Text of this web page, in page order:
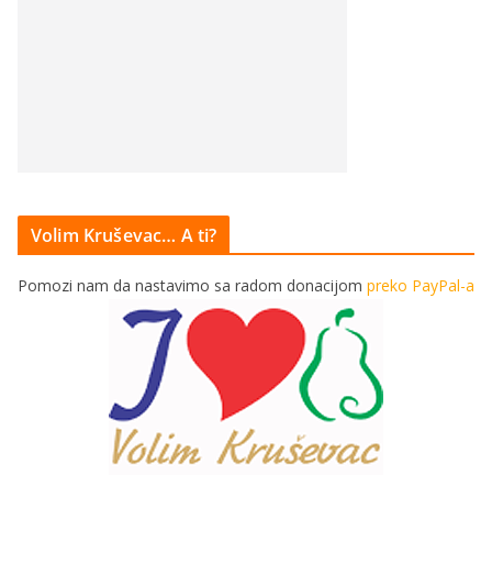
Volim Kruševac… A ti?
Pomozi nam da nastavimo sa radom donacijom preko PayPal-a